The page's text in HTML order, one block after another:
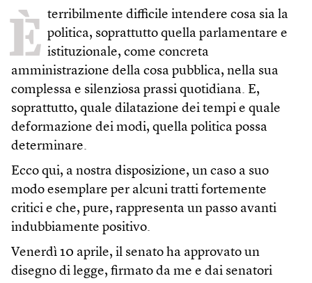
È terribilmente difficile intendere cosa sia la
politica, soprattutto quella parlamentare e
istituzionale, come concreta
amministrazione della cosa pubblica, nella sua
complessa e silenziosa prassi quotidiana. E,
soprattutto, quale dilatazione dei tempi e quale
deformazione dei modi, quella politica possa
determinare.
Ecco qui, a nostra disposizione, un caso a suo
modo esemplare per alcuni tratti fortemente
critici e che, pure, rappresenta un passo avanti
indubbiamente positivo.
Venerdì 10 aprile, il senato ha approvato un
disegno di legge, firmato da me e dai senatori